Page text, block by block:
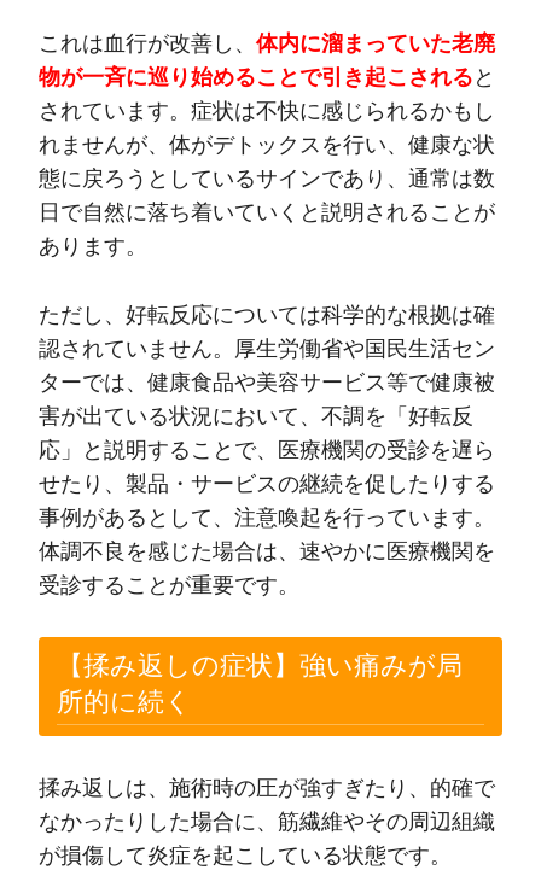
これは血行が改善し、 体内に溜まっていた老廃
物が一斉に巡り始めることで引き起こされる と
されています。症状は不快に感じられるかもし
れませんが、体がデトックスを行い、健康な状
態に戻ろうとしているサインであり、通常は数
日で自然に落ち着いていくと説明されることが
あります。
ただし、好転反応については科学的な根拠は確
認されていません。厚生労働省や国民生活セン
ターでは、健康食品や美容サービス等で健康被
害が出ている状況において、不調を「好転反
応」と説明することで、医療機関の受診を遅ら
せたり、製品・サービスの継続を促したりする
事例があるとして、注意喚起を行っています。
体調不良を感じた場合は、速やかに医療機関を
受診することが重要です。
【揉み返しの症状】強い痛みが局
所的に続く
揉み返しは、施術時の圧が強すぎたり、的確で
なかったりした場合に、筋繊維やその周辺組織
が損傷して炎症を起こしている状態です。